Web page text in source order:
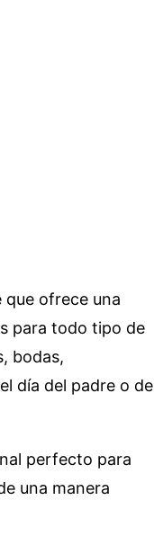
que ofrece una
para todo tipo de
bodas,
día del padre o de
perfecto para
una manera